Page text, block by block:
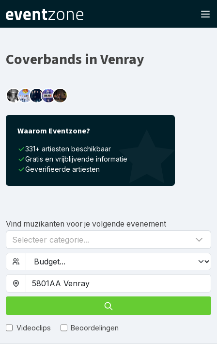
Coverbands in Venray
Waarom Eventzone?
331+ artiesten beschikbaar
Gratis en vrijblijvende informatie
Geverifieerde artiesten
Vind muzikanten voor je volgende evenement
Selecteer categorie...
Videoclips Beoordelingen